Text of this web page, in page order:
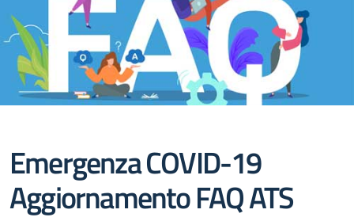
Emergenza COVID-19
Aggiornamento FAQ ATS